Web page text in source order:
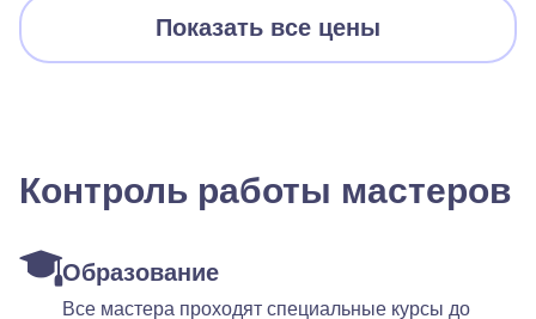
Показать все цены
Контроль работы мастеров
Образование
Все мастера проходят специальные курсы до